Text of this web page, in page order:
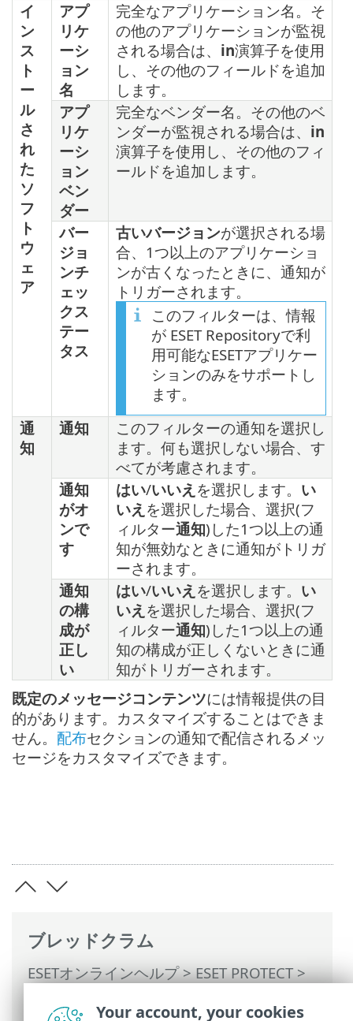
ブレッドクラム
ESETオンラインヘルプ>ESET PROTECT>
インメニュー> 通知>通知の管理> サーバ
イ
ン
ス
ト
ー
ル
さ
れ
た
ソ
フ
ト
ウ
ェ
ア
アプ
リケ
ーシ
ョン
名
完全なアプリケーション名。そ
の他のアプリケーションが監視
される場合は、 in演算子を使用
し、その他のフィールドを追加
します。
アプ
リケ
ーシ
ョン
ベン
ダー
完全なベンダー名。その他のベ
ンダーが監視される場合は、 in
演算子を使用し、その他のフィ
ールドを追加します。
バー
ジョ
ンチ
ェッ
クス
テー
タス
古いバージョンが選択される場
合、1つ以上のアプリケーショ
ンが古くなったときに、通知が
トリガーされます。
このフィルターは、情報
が ESET Repositoryで利
用可能なESETアプリケー
ションのみをサポートし
ます。
通
知
通知
このフィルターの通知を選択し
ます。何も選択しない場合、す
べてが考慮されます。
通知
がオ
ンで
す
はい/いいえ を選択します。 い
いえ を選択した場合、選択(フ
ィルター通知)した1つ以上の通
知が無効なときに通知がトリガ
ーされます。
通知
の構
成が
正し
い
はい/いいえ を選択します。 い
いえ を選択した場合、選択(フ
ィルター通知)した1つ以上の通
知の構成が正しくないときに通
知がトリガーされます。
既定のメッセージコンテンツには情報提供の目
的があります。カスタマイズすることはできま
せん。 配布セクションの通知で配信されるメッ
セージをカスタマイズできます。
Your account, your cookies